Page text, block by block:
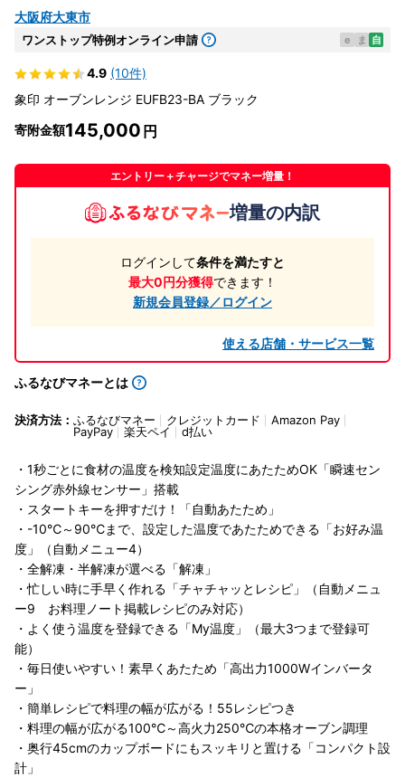
大阪府大東市
ワンストップ特例オンライン申請 e ま 自
4.9 (10件)
象印 オーブンレンジ EUFB23-BA ブラック
寄附金額145,000
エントリー＋チャージでマネー増量！
増量の内訳
ログインして条件を満たすと
最大0円分獲得できます！
新規会員登録／ログイン
使える店舗・サービス一覧
ふるなびマネーとは
決済方法： ふるなびマネー クレジットカード
Amazon Pay
PayPay
楽天ペイ d払い
・1秒ごとに食材の温度を検知設定温度にあたためOK「瞬速セン
シング赤外線センサー」搭載
・スタートキーを押すだけ！「自動あたため」
・-10℃～90℃まで、設定した温度であたためできる「お好み温
度」（自動メニュー4）
・全解凍・半解凍が選べる「解凍」
・忙しい時に手早く作れる「チャチャッとレシピ」（自動メニュ
ー9 お料理ノート掲載レシピのみ対応）
・よく使う温度を登録できる「My温度」（最大3つまで登録可
能）
・毎日使いやすい！素早くあたため「高出力1000Wインバータ
ー」
・簡単レシピで料理の幅が広がる！55レシピつき
・料理の幅が広がる100℃～高火力250℃の本格オーブン調理
・奥行45cmのカップボードにもスッキリと置ける「コンパクト設
計」